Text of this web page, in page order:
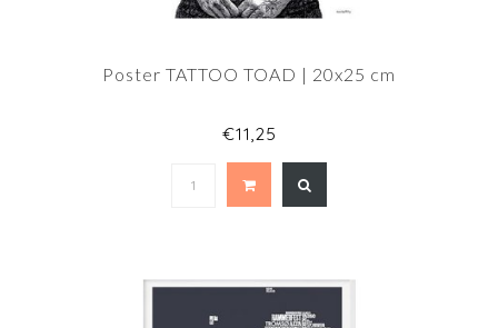
Poster TATTOO TOAD | 20x25 cm
€11,25